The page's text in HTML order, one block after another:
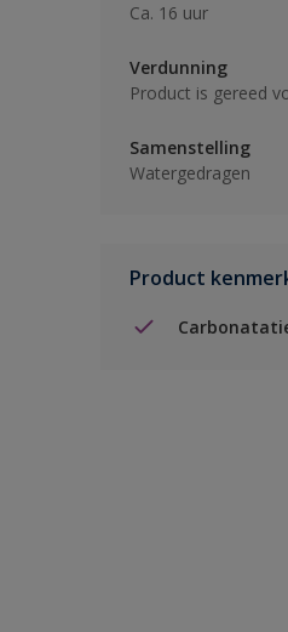
Ca. 16 uur
Verdunning
Product is gereed
Samenstelling
Watergedragen
Product